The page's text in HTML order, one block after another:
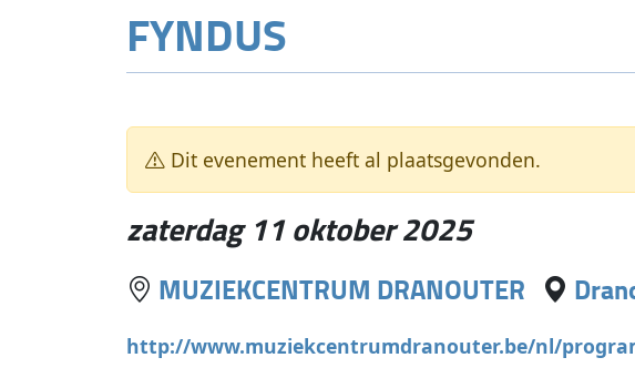
FYNDUS
Dit evenement heeft al plaatsgevonden.
zaterdag 11 oktober 2025
MUZIEKCENTRUM DRANOUTER
http://www.muziekcentrumdranouter.be/nl/